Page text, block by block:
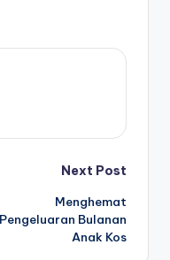
Next Post
Menghemat
Pengeluaran Bulanan
Anak Kos